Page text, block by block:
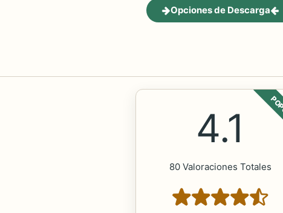
Opciones de Descarga
4.1
80 Valoraciones Totales